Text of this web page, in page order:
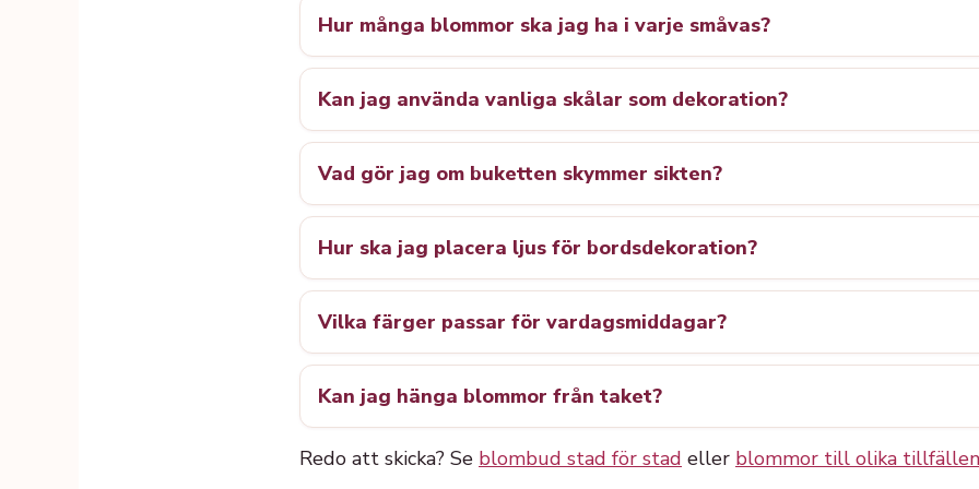
Hur många blommor ska jag ha i varje småvas?
Kan jag använda vanliga skålar som dekoration?
Vad gör jag om buketten skymmer sikten?
Hur ska jag placera ljus för bordsdekoration?
Vilka färger passar för vardagsmiddagar?
Kan jag hänga blommor från taket?
Redo att skicka? Se blombud stad för stad eller blommor till olika tillfällen